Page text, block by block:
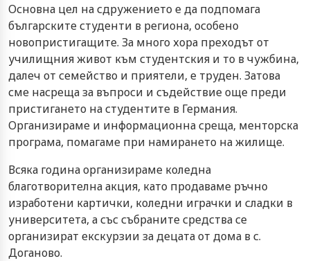
Основна цел на сдружението е да подпомага
българските студенти в региона, особено
новопристигащите. За много хора преходът от
училищния живот към студентския и то в чужбина,
далеч от семейство и приятели, е труден. Затова
сме насреща за въпроси и съдействие още преди
пристигането на студентите в Германия.
Организираме и информационна среща, менторска
програма, помагаме при намирането на жилище.
Всяка година организираме коледна
благотворителна акция, като продаваме ръчно
изработени картички, коледни играчки и сладки в
университета, а със събраните средства се
организират екскурзии за децата от дома в с.
Доганово.